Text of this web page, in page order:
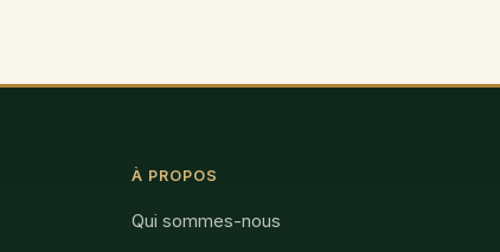
À PROPOS
Qui sommes-nous